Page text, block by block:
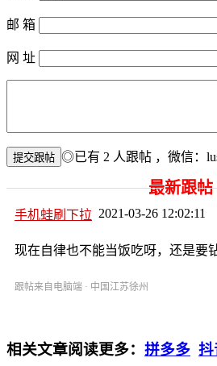
邮 箱
网 址
◎已有 2 人跟帖 ，微信：
最新跟帖
手机蛙刷下拉 2021-03-26 12:02:11
现在自律也不能当饭吃呀，还是要
跟帖来自电脑端 · 中国江苏徐州
相关文章阅读更多： 拼多多 抖